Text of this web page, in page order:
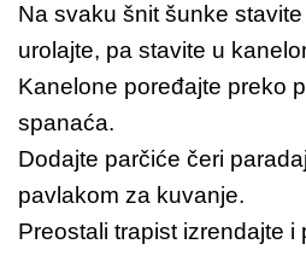
Na svaku šnit šunke
urolajte, pa stavite u
Kanelone poređajte preko
spanaća.
Dodajte parčiće čeri
pavlakom za kuvanje.
Preostali trapist izrendajte i